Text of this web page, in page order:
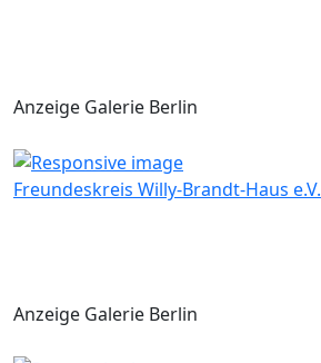
Anzeige Galerie Berlin
Freundeskreis Willy-Brandt-Haus e.V.
Anzeige Galerie Berlin